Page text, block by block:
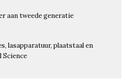
aan tweede generatie
lasapparatuur, plaatstaal en
Science